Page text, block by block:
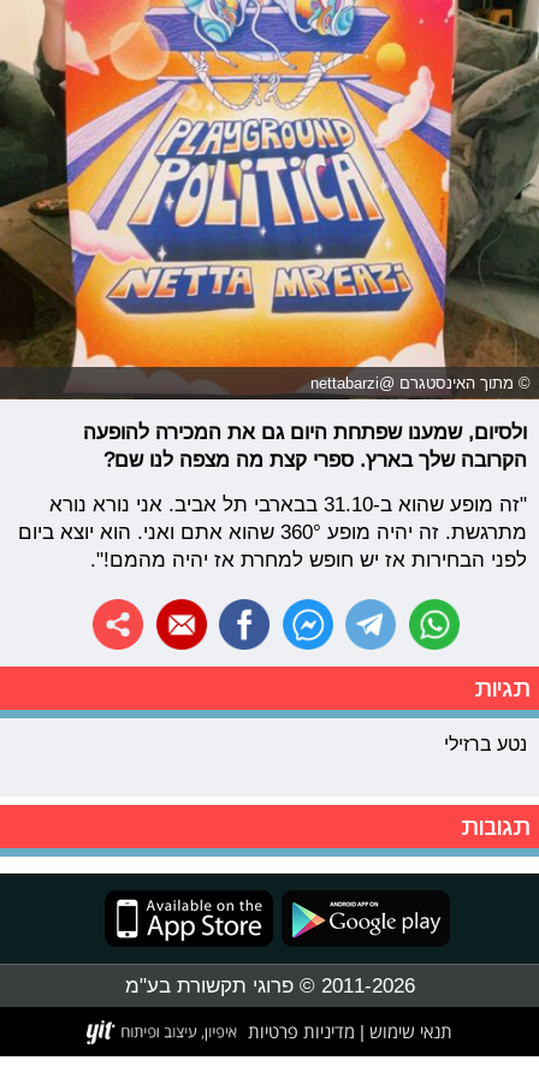
© מתוך האינסטגרם @nettabarzi
ולסיום, שמענו שפתחת היום גם את המכירה להופעה
הקרובה שלך בארץ. ספרי קצת מה מצפה לנו שם?
"זה מופע שהוא ב-31.10 בבארבי תל אביב. אני נורא נורא
מתרגשת. זה יהיה מופע 360° שהוא אתם ואני. הוא יוצא ביום
לפני הבחירות אז יש חופש למחרת אז יהיה מהמם!".
תגיות
נטע ברזילי
תגובות
2011-2026 © פרוגי תקשורת בע"מ
תנאי שימוש מדיניות פרטיות